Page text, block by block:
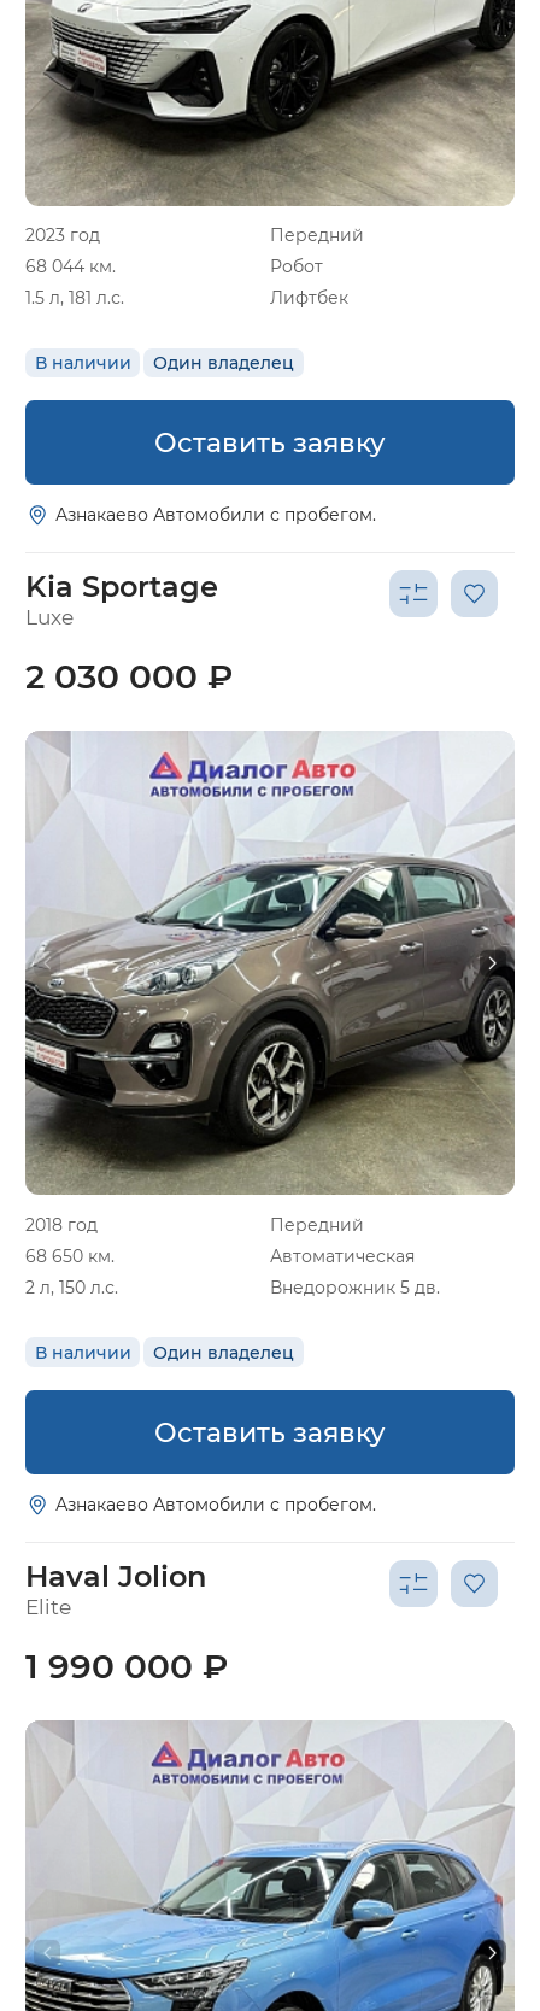
2023 год
Передний
68 044 км.
Робот
1.5 л, 181 л.с.
Лифтбек
В наличии Один владелец
Оставить заявку
Азнакаево Автомобили с пробегом.
Kia Sportage
Luxe
2018 год
Передний
68 650 км.
Автоматическая
2 л, 150 л.с.
Внедорожник 5 дв.
В наличии Один владелец
2 030 000 ₽
Оставить заявку
Азнакаево Автомобили с пробегом.
Haval Jolion
Elite
1 990 000 ₽